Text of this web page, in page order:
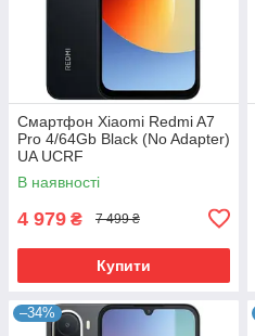
Смартфон Xiaomi Redmi A7
Pro 4/64Gb Black (No Adapter)
UA UCRF
В наявності
4 979 ₴ 7 499 ₴
Купити
–34%